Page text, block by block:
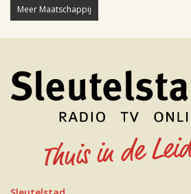
Meer Maatschappij